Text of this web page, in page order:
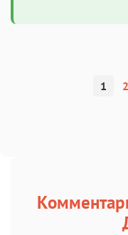
1 2